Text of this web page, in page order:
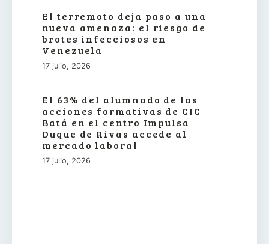
El terremoto deja paso a una
nueva amenaza: el riesgo de
brotes infecciosos en
Venezuela
17 julio, 2026
El 63% del alumnado de las
acciones formativas de CIC
Batá en el centro Impulsa
Duque de Rivas accede al
mercado laboral
17 julio, 2026